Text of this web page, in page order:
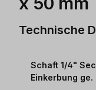
Technische
Schaft 1/4"
Einkerbung ge.